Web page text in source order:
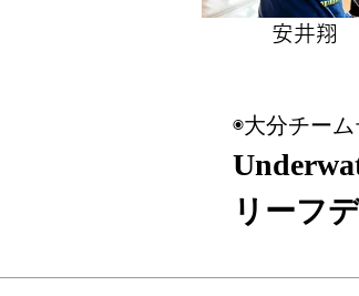
安井翔
​◉大分チーム
リーフ